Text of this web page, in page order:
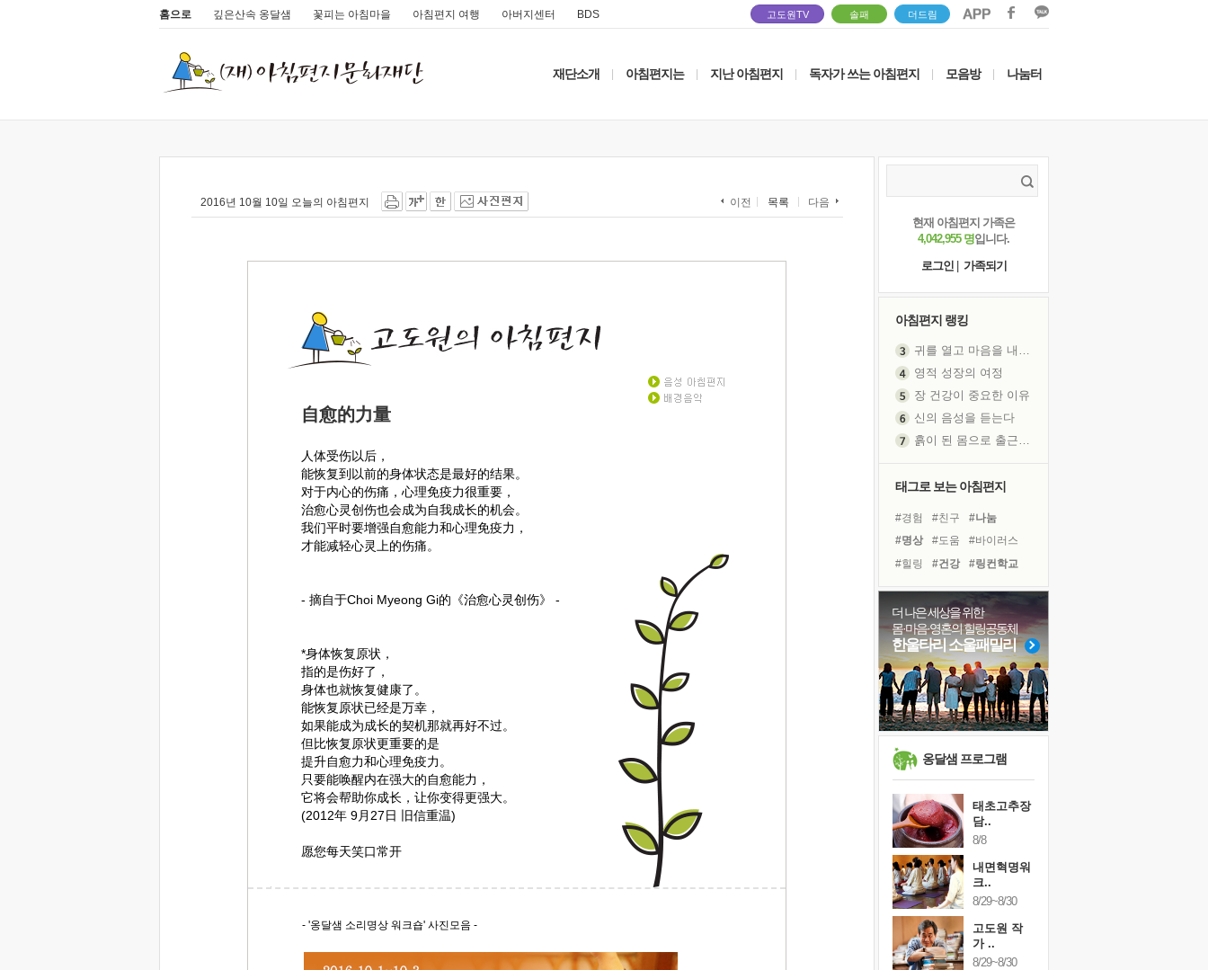
홈으로 깊은산속 옹달샘 꽃피는 아침마을 아침편지 여행 아버지센터 BDS 고도원TV 솔패 더드림
재단소개 아침편지는 지난 아침편지 독자가 쓰는 아침편지 모음방 나눔터
2016년 10월 10일 오늘의 아침편지 이전 목록 다음
自愈的力量
人体受伤以后，
能恢复到以前的身体状态是最好的结果。
对于内心的伤痛，心理免疫力很重要，
治愈心灵创伤也会成为自我成长的机会。
我们平时要增强自愈能力和心理免疫力，
才能减轻心灵上的伤痛。
- 摘自于Choi Myeong Gi的《治愈心灵创伤》 -
*身体恢复原状，
指的是伤好了，
身体也就恢复健康了。
能恢复原状已经是万幸，
如果能成为成长的契机那就再好不过。
但比恢复原状更重要的是
提升自愈力和心理免疫力。
只要能唤醒内在强大的自愈能力，
它将会帮助你成长，让你变得更强大。
(2012年 9月27日 旧信重温)
愿您每天笑口常开
- '옹달샘 소리명상 워크숍' 사진모음 -
현재 아침편지 가족은
4,042,955 명입니다.
로그인
가족되기
아침편지 랭킹
영적 성장의 여정
장 건강이 중요한 이유
신의 음성을 듣는다
극과 극의 양 끝단
졸업식 사진을 보며
극심한 변비, 어깨결림, 수면 장애
보고 싶은 어머니
마음이 멈춰 버린 곳
유년 시절의 부산 영도 바다
못된 꼰대들
희망이란
'모른다'는 것
귀를 열고 마음을 내어주고
태그로 보는 아침편지
#경험 #친구
#나눔
#명상
#도움
#바이러스
#힐링
#건강
#링컨학교
#희망
#독서캠프
#아이들
#다짐
#극복
#선택
#비전캠프
#면역력
#위기
#사람
#유튜브
더 나은 세상을 위한
몸·마음·영혼의 힐링공동체
한울타리 소울패밀리
옹달샘 프로그램
태초고추장
담..
8/8
내면혁명워
크..
8/29~8/30
고도원 작
가 ..
8/29~8/30